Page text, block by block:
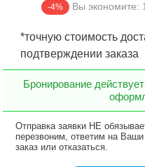
-4% Вы экономите:
*точную стоимость
подтверждении заказа
Бронирование
Отправка заявки НЕ
перезвоним, ответим на
заказ или отказаться.